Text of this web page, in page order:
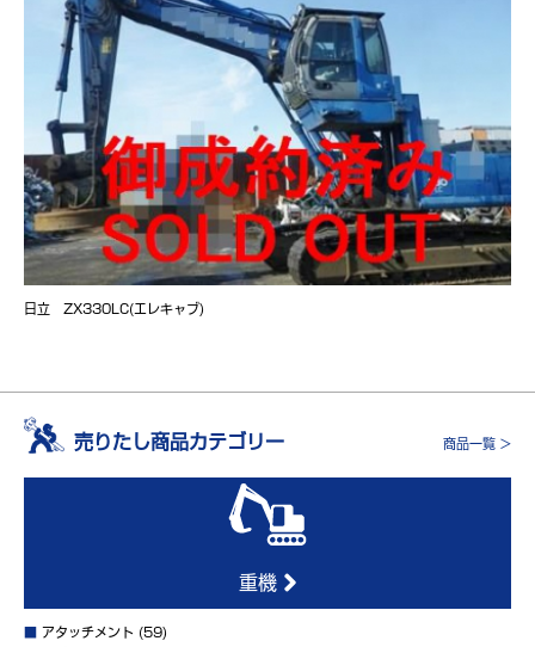
日立 ZX330LC(エレキャブ)
売りたし商品カテゴリー 商品一覧 >
重機
アタッチメント (59)